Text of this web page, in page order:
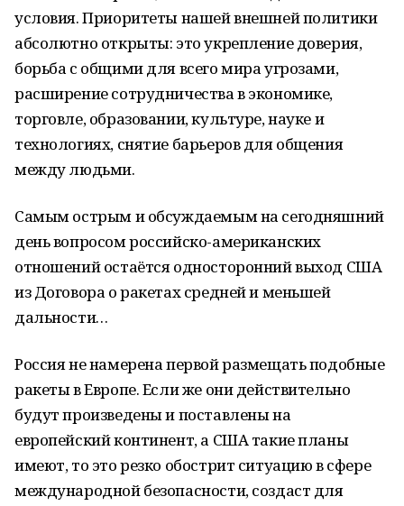
условия. Приоритеты нашей внешней политики
абсолютно открыты: это укрепление доверия,
борьба с общими для всего мира угрозами,
расширение сотрудничества в экономике,
торговле, образовании, культуре, науке и
технологиях, снятие барьеров для общения
между людьми.
Самым острым и обсуждаемым на сегодняшний
день вопросом российско-американских
отношений остаётся односторонний выход США
из Договора о ракетах средней и меньшей
дальности…
Россия не намерена первой размещать подобные
ракеты в Европе. Если же они действительно
будут произведены и поставлены на
европейский континент, а США такие планы
имеют, то это резко обострит ситуацию в сфере
международной безопасности, создаст для